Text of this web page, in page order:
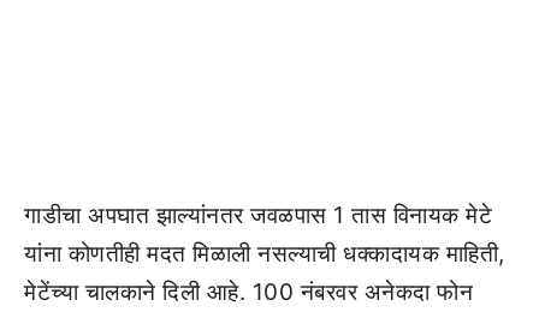
गाडीचा अपघात झाल्यांनतर जवळपास 1 तास विनायक मेटे
यांना कोणतीही मदत मिळाली नसल्याची धक्कादायक माहिती,
मेटेंच्या चालकाने दिली आहे. 100 नंबरवर अनेकदा फोन